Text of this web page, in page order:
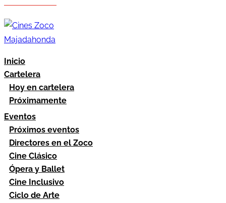
Inicio
Cartelera
Hoy en cartelera
Próximamente
Eventos
Próximos eventos
Directores en el Zoco
Cine Clásico
Ópera y Ballet
Cine Inclusivo
Ciclo de Arte